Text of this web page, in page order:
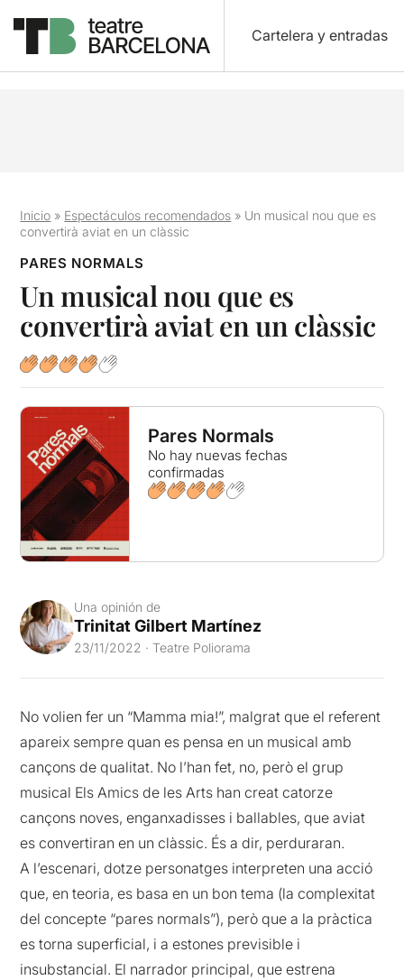
Cartelera y entradas
Inicio » Espectáculos recomendados » Un musical nou que es
convertirà aviat en un clàssic
PARES NORMALS
Un musical nou que es
convertirà aviat en un clàssic
Pares Normals
No hay nuevas fechas
confirmadas
Una opinión de
Trinitat Gilbert Martínez
23/11/2022 · Teatre Poliorama
No volien fer un “Mamma mia!”, malgrat que el referent
apareix sempre quan es pensa en un musical amb
cançons de qualitat. No l’han fet, no, però el grup
musical Els Amics de les Arts han creat catorze
cançons noves, enganxadisses i ballables, que aviat
es convertiran en un clàssic. És a dir, perduraran.
A l’escenari, dotze personatges interpreten una acció
que, en teoria, es basa en un bon tema (la complexitat
del concepte “pares normals”), però que a la pràctica
es torna superficial, i a estones previsible i
insubstancial. El narrador principal, que estrena